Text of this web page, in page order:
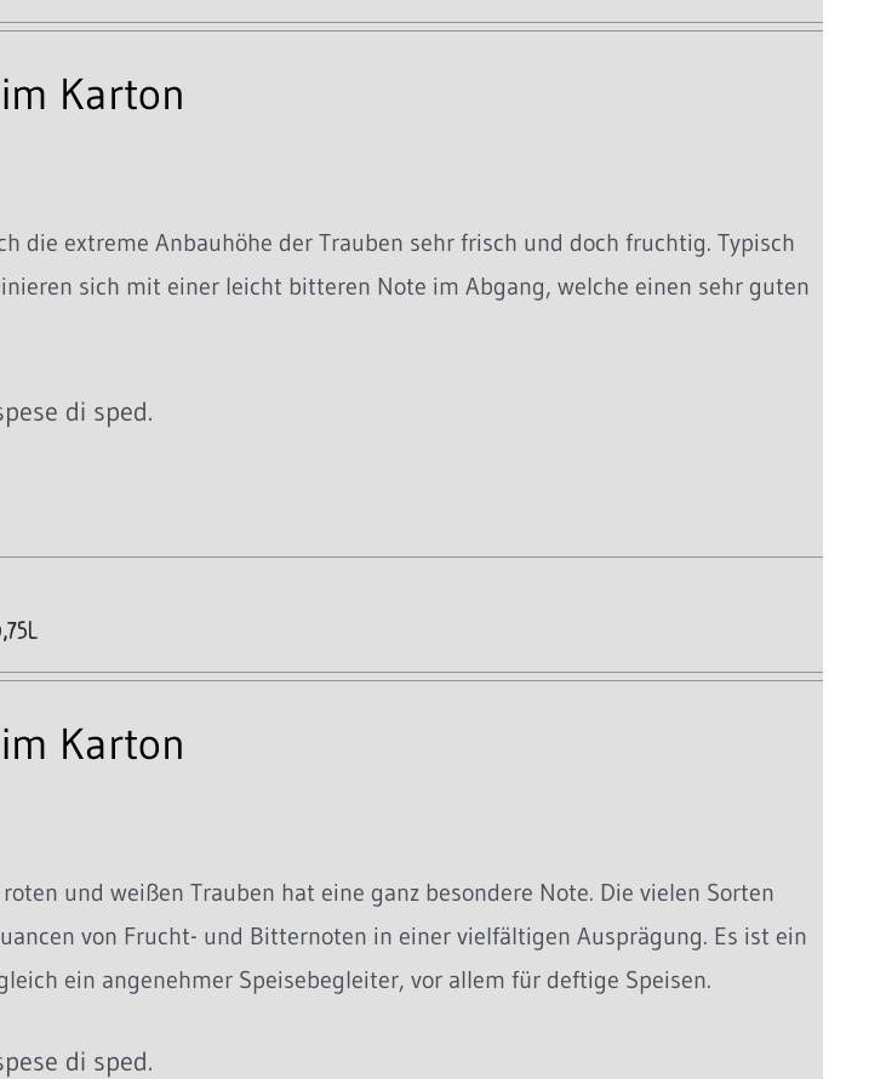
Karton
die extreme Anbauhöhe der Trauben sehr frisch und doch fruchtig. Typisch
sich mit einer leicht bitteren Note im Abgang, welche einen sehr guten
di sped.
Karton
und weißen Trauben hat eine ganz besondere Note. Die vielen Sorten
von Frucht- und Bitternoten in einer vielfältigen Ausprägung. Es ist ein
ein angenehmer Speisebegleiter, vor allem für deftige Speisen.
di sped.